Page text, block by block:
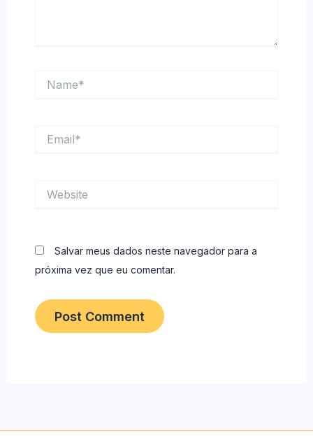
Salvar meus dados neste navegador para a
próxima vez que eu comentar.